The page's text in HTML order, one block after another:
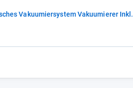
Vakuumiersystem Vakuumierer Inkl.